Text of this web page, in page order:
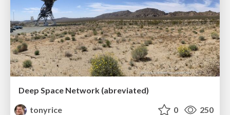
Deep Space Network (abreviated)
tonyrice
0 250